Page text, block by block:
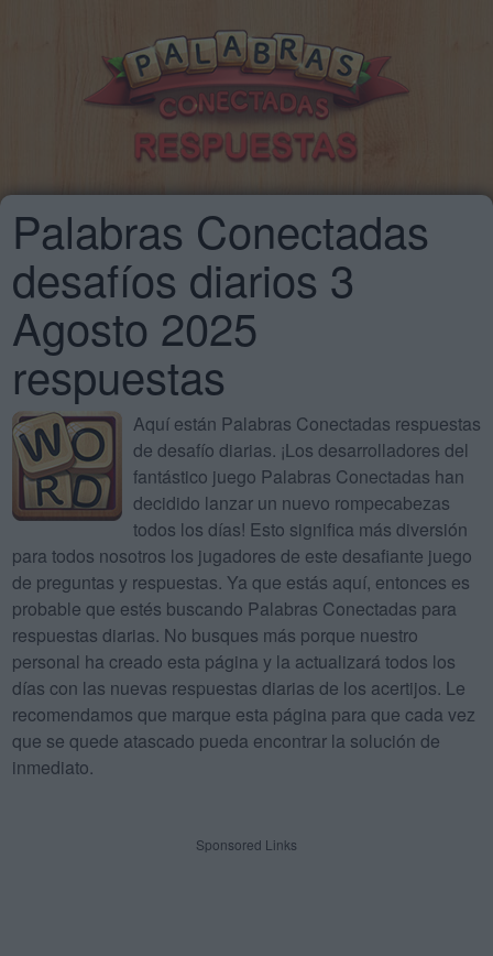
Palabras Conectadas
desafíos diarios 3
Agosto 2025
respuestas
Aquí están Palabras Conectadas respuestas
de desafío diarias. ¡Los desarrolladores del
fantástico juego Palabras Conectadas han
decidido lanzar un nuevo rompecabezas
todos los días! Esto significa más diversión
para todos nosotros los jugadores de este desafiante juego
de preguntas y respuestas. Ya que estás aquí, entonces es
probable que estés buscando Palabras Conectadas para
respuestas diarias. No busques más porque nuestro
personal ha creado esta página y la actualizará todos los
días con las nuevas respuestas diarias de los acertijos. Le
recomendamos que marque esta página para que cada vez
que se quede atascado pueda encontrar la solución de
inmediato.
Sponsored Links